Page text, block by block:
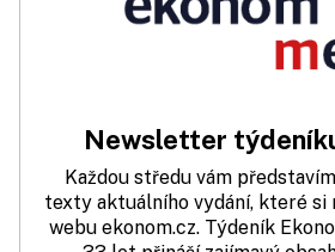
Newsletter
Každou středu vám
texty aktuálního vydání, které si
webu ekonom.cz. Týdeník